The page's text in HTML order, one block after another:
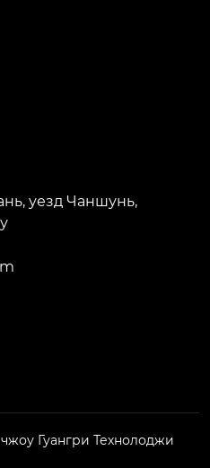
уезд Чаншунь,
Гуангри Технолоджи